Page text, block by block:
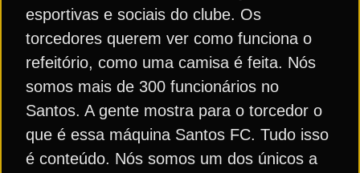
esportivas e sociais do clube. Os
torcedores querem ver como funciona o
refeitório, como uma camisa é feita. Nós
somos mais de 300 funcionários no
Santos. A gente mostra para o torcedor o
que é essa máquina Santos FC. Tudo isso
é conteúdo. Nós somos um dos únicos a